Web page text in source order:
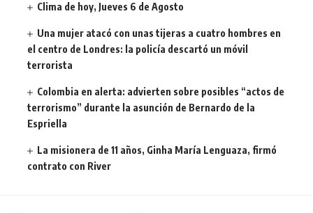
Clima de hoy, Jueves 6 de Agosto
Una mujer atacó con unas tijeras a cuatro hombres en
el centro de Londres: la policía descartó un móvil
terrorista
Colombia en alerta: advierten sobre posibles “actos de
terrorismo” durante la asunción de Bernardo de la
Espriella
La misionera de 11 años, Ginha María Lenguaza, firmó
contrato con River